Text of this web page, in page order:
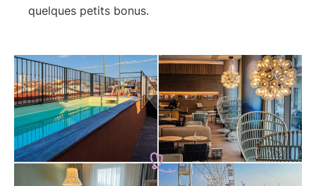
quelques petits bonus.